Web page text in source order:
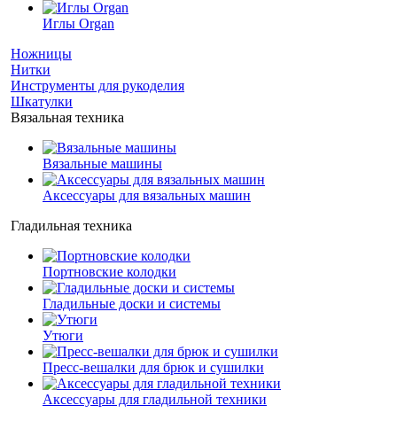
Иглы Organ
Ножницы
Нитки
Инструменты для рукоделия
Шкатулки
Вязальная техника
Вязальные машины
Аксессуары для вязальных машин
Гладильная техника
Портновские колодки
Гладильные доски и системы
Утюги
Пресс-вешалки для брюк и сушилки
Аксессуары для гладильной техники